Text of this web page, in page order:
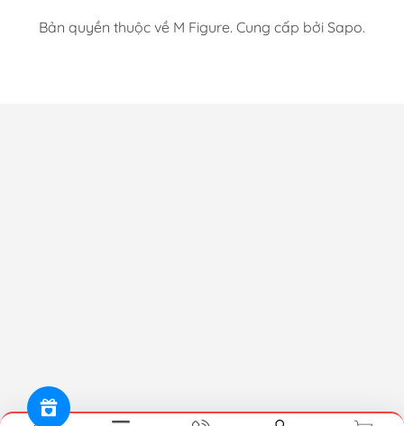
Bản quyền thuộc về M Figure. Cung cấp bởi Sapo.